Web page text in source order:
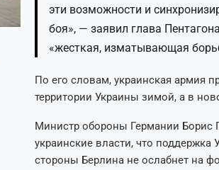
эти возможности и
боя», — заявил глава
«жесткая, изматывающая
По его словам, украинская армия
территории Украины зимой, а в
Министр обороны Германии Борис
украинские власти, что поддержка
стороны Берлина не ослабнет на